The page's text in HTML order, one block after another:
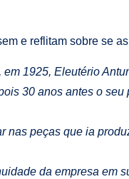
e reflitam sobre se
1925, Eleutério
30 anos antes o seu
peças que ia
da empresa em